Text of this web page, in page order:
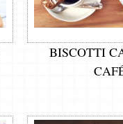
BISCOTTI